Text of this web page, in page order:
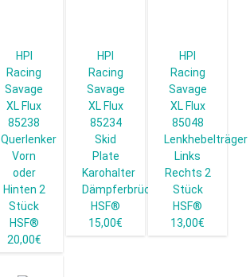
HPI
Racing
Savage
XL Flux
85238
Querlenker
Vorn
oder
Hinten 2
Stück
HSF®
20,00€
HPI
Racing
Savage
XL Flux
85234
Skid
Plate
Karohalter
Dämpferbrücke
HSF®
15,00€
HPI
Racing
Savage
XL Flux
85048
Lenkhebelträger
Links
Rechts 2
Stück
HSF®
13,00€